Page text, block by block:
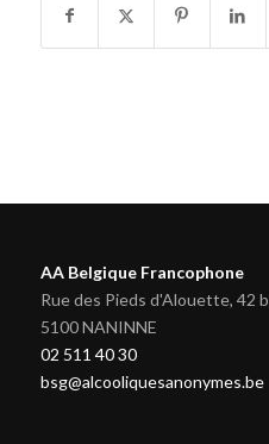
AA Belgique Francophone
Rue des Pieds d'Alouette, 42 b
5100 NANINNE
02 511 40 30
bsg@alcooliquesanonymes.be